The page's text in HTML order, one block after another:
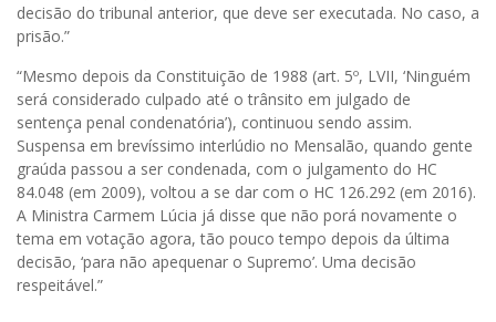
decisão do tribunal anterior, que deve ser executada. No caso, a
prisão.”
“Mesmo depois da Constituição de 1988 (art. 5º, LVII, ‘Ninguém
será considerado culpado até o trânsito em julgado de
sentença penal condenatória’), continuou sendo assim.
Suspensa em brevíssimo interlúdio no Mensalão, quando gente
graúda passou a ser condenada, com o julgamento do HC
84.048 (em 2009), voltou a se dar com o HC 126.292 (em 2016).
A Ministra Carmem Lúcia já disse que não porá novamente o
tema em votação agora, tão pouco tempo depois da última
decisão, ‘para não apequenar o Supremo’. Uma decisão
respeitável.”